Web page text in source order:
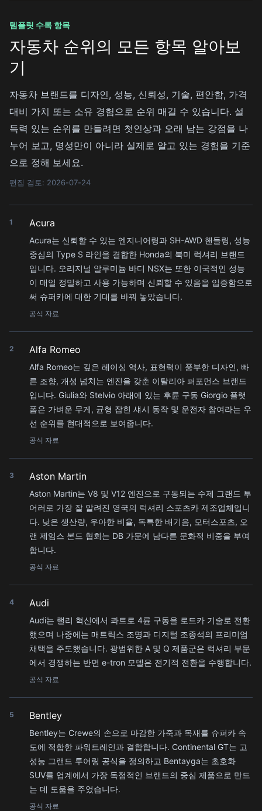
템플릿 수록 항목
자동차 순위의 모든 항목 알아보
기
자동차 브랜드를 디자인, 성능, 신뢰성, 기술, 편안함, 가격
대비 가치 또는 소유 경험으로 순위 매길 수 있습니다. 설
득력 있는 순위를 만들려면 첫인상과 오래 남는 강점을 나
누어 보고, 명성만이 아니라 실제로 알고 있는 경험을 기준
으로 정해 보세요.
편집 검토: 2026-07-24
1 Acura
Acura는 신뢰할 수 있는 엔지니어링과 SH-AWD 핸들링, 성능
중심의 Type S 라인을 결합한 Honda의 북미 럭셔리 브랜드
입니다. 오리지널 알루미늄 바디 NSX는 또한 이국적인 성능
이 매일 정밀하고 사용 가능하며 신뢰할 수 있음을 입증함으로
써 슈퍼카에 대한 기대를 바꿔 놓았습니다.
공식 자료
2 Alfa Romeo
Alfa Romeo는 깊은 레이싱 역사, 표현력이 풍부한 디자인, 빠
른 조향, 개성 넘치는 엔진을 갖춘 이탈리아 퍼포먼스 브랜드
입니다. Giulia와 Stelvio 아래에 있는 후륜 구동 Giorgio 플랫
폼은 가벼운 무게, 균형 잡힌 섀시 동작 및 운전자 참여라는 우
선 순위를 현대적으로 보여줍니다.
공식 자료
3 Aston Martin
Aston Martin는 V8 및 V12 엔진으로 구동되는 수제 그랜드 투
어러로 가장 잘 알려진 영국의 럭셔리 스포츠카 제조업체입니
다. 낮은 생산량, 우아한 비율, 독특한 배기음, 모터스포츠, 오
랜 제임스 본드 협회는 DB 가문에 남다른 문화적 비중을 부여
합니다.
공식 자료
4 Audi
Audi는 랠리 혁신에서 콰트로 4륜 구동을 로드카 기술로 전환
했으며 나중에는 매트릭스 조명과 디지털 조종석의 프리미엄
채택을 주도했습니다. 광범위한 A 및 Q 제품군은 럭셔리 부문
에서 경쟁하는 반면 e-tron 모델은 전기적 전환을 수행합니다.
공식 자료
5 Bentley
Bentley는 Crewe의 손으로 마감한 가죽과 목재를 슈퍼카 속
도에 적합한 파워트레인과 결합합니다. Continental GT는 고
성능 그랜드 투어링 공식을 정의하고 Bentayga는 초호화
SUV를 업계에서 가장 독점적인 브랜드의 중심 제품으로 만드
는 데 도움을 주었습니다.
공식 자료